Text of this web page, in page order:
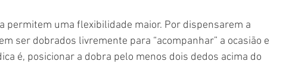
ser dobrados livremente para “acompanhar” a ocasião e
é, posicionar a dobra pelo menos dois dedos acima do